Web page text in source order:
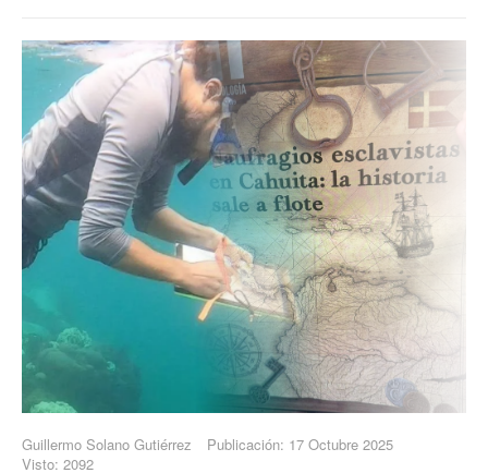
Guillermo Solano Gutiérrez
Publicación: 17 Octubre 2025
Visto: 2092